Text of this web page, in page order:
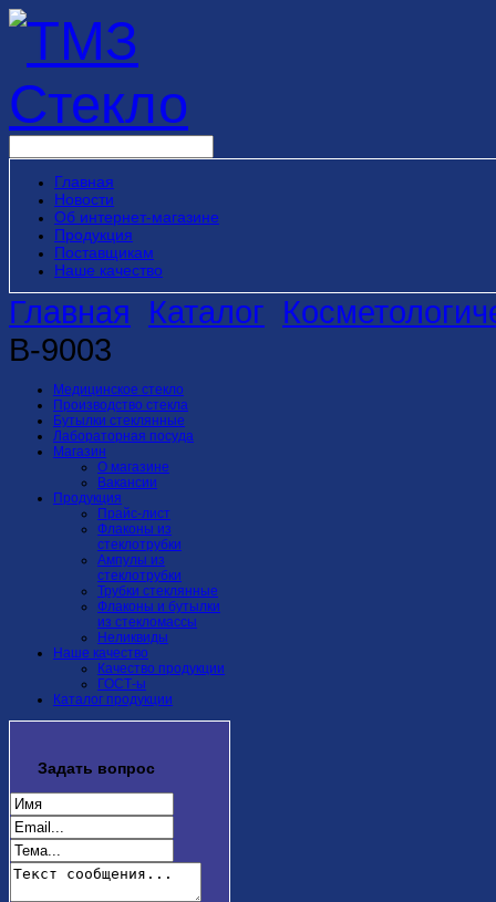
Главная
Новости
Об интернет-магазине
Продукция
Поставщикам
Наше качество
Главная Каталог
B-9003
Медицинское стекло
Производство стекла
Бутылки стеклянные
Лабораторная посуда
Магазин
О магазине
Вакансии
Продукция
Прайс-лист
Флаконы из
стеклотрубки
Ампулы из
стеклотрубки
Трубки стеклянные
Флаконы и бутылки
из стекломассы
Неликвиды
Наше качество
Качество продукции
ГОСТ-ы
Каталог продукции
Задать вопрос